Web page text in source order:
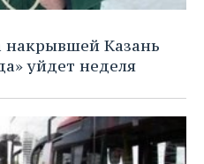
накрывшей Казань
уйдет неделя